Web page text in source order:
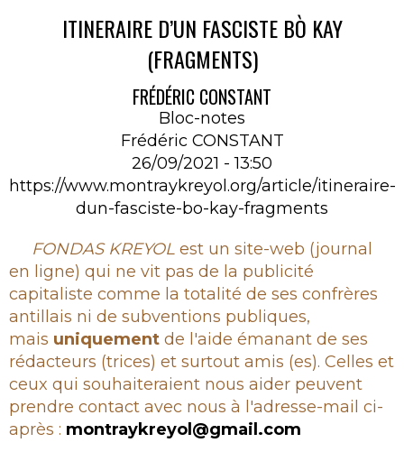
ITINERAIRE D’UN FASCISTE BÒ KAY
(FRAGMENTS)
FRÉDÉRIC CONSTANT
Bloc-notes
Frédéric CONSTANT
26/09/2021 - 13:50
https://www.montraykreyol.org/article/itineraire-
dun-fasciste-bo-kay-fragments
Rubrique
FONDAS KREYOL est un site-web (journal
en ligne) qui ne vit pas de la publicité
capitaliste comme la totalité de ses confrères
antillais ni de subventions publiques,
mais uniquement de l'aide émanant de ses
rédacteurs (trices) et surtout amis (es). Celles et
ceux qui souhaiteraient nous aider peuvent
prendre contact avec nous à l'adresse-mail ci-
après : montraykreyol@gmail.com